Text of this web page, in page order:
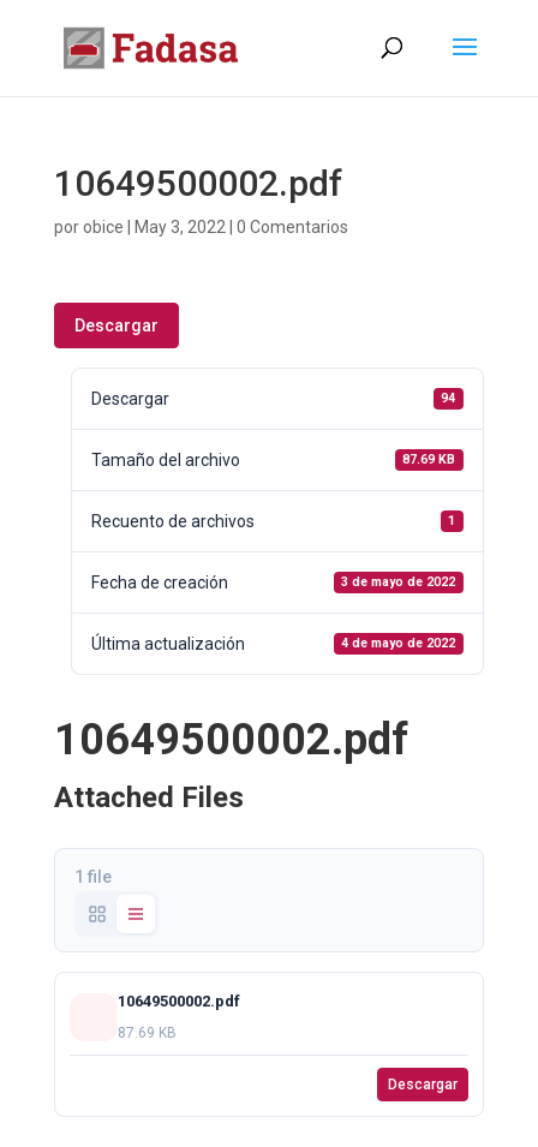
10649500002.pdf
porobice May 3, 2022 0 Comentarios
Descargar
Descargar 94
Tamaño del archivo 87.69 KB
Recuento de archivos 1
Fecha de creación 3 de mayo de 2022
Última actualización 4 de mayo de 2022
10649500002.pdf
Attached Files
1 file
10649500002.pdf
87.69 KB
Descargar